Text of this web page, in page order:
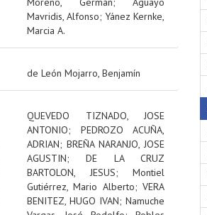
Mavridis, Alfonso; Yánez Kernke,
Marcia A.
de León Mojarro, Benjamín
QUEVEDO TIZNADO, JOSE
ANTONIO; PEDROZO ACUÑA,
ADRIAN; BREÑA NARANJO, JOSE
AGUSTIN;DE LA CRUZ
BARTOLON, JESUS; Montiel
Gutiérrez, Mario Alberto;VERA
BENITEZ, HUGO IVAN; Namuche